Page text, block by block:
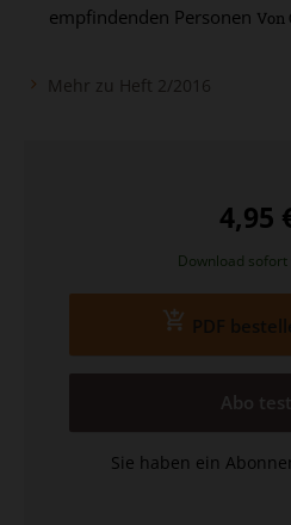
empfindenden Personen Von
Mehr zu Heft 2/2016
4,95
Download
PDF
Abo
Sie haben ein